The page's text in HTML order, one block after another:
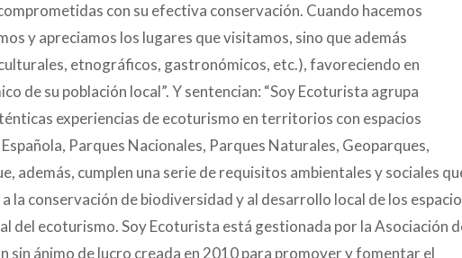
con su efectiva conservación. Cuando hacemos
y apreciamos los lugares que visitamos, sino que además
etnográficos, gastronómicos, etc.), favoreciendo en
de su población local”. Y sentencian: “Soy Ecoturista agrupa
experiencias de ecoturismo en territorios con espacios
Parques Nacionales, Parques Naturales, Geoparques,
además, cumplen una serie de requisitos ambientales y sociales
la conservación de biodiversidad y al desarrollo local de los
del ecoturismo. Soy Ecoturista está gestionada por la Asociación
sin ánimo de lucro creada en 2010 para promover y fomentar el